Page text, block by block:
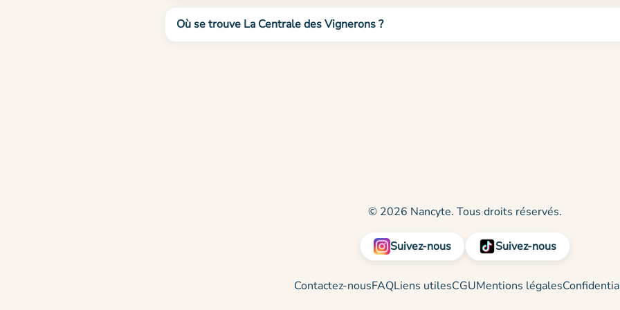
Où se trouve La Centrale des Vignerons ?
© 2026 Nancyte. Tous droits réservés.
Suivez-nous Suivez-nous
Contactez-nousFAQLiens utilesCGUMentions légales